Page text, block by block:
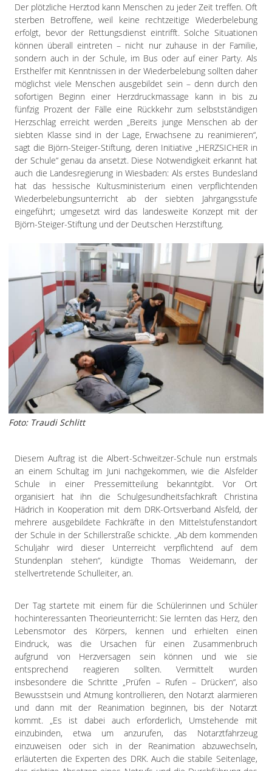
Der plötzliche Herztod kann Menschen zu jeder Zeit treffen. Oft
sterben Betroffene, weil keine rechtzeitige Wiederbelebung
erfolgt, bevor der Rettungsdienst eintrifft. Solche Situationen
können überall eintreten – nicht nur zuhause in der Familie,
sondern auch in der Schule, im Bus oder auf einer Party. Als
Ersthelfer mit Kenntnissen in der Wiederbelebung sollten daher
möglichst viele Menschen ausgebildet sein – denn durch den
sofortigen Beginn einer Herzdruckmassage kann in bis zu
fünfzig Prozent der Fälle eine Rückkehr zum selbstständigen
Herzschlag erreicht werden „Bereits junge Menschen ab der
siebten Klasse sind in der Lage, Erwachsene zu reanimieren“,
sagt die Björn-Steiger-Stiftung, deren Initiative „HERZSICHER in
der Schule“ genau da ansetzt. Diese Notwendigkeit erkannt hat
auch die Landesregierung in Wiesbaden: Als erstes Bundesland
hat das hessische Kultusministerium einen verpflichtenden
Wiederbelebungsunterricht ab der siebten Jahrgangsstufe
eingeführt; umgesetzt wird das landesweite Konzept mit der
Björn-Steiger-Stiftung und der Deutschen Herzstiftung.
Foto: Traudi Schlitt
Diesem Auftrag ist die Albert-Schweitzer-Schule nun erstmals
an einem Schultag im Juni nachgekommen, wie die Alsfelder
Schule in einer Pressemitteilung bekanntgibt. Vor Ort
organisiert hat ihn die Schulgesundheitsfachkraft Christina
Hädrich in Kooperation mit dem DRK-Ortsverband Alsfeld, der
mehrere ausgebildete Fachkräfte in den Mittelstufenstandort
der Schule in der Schillerstraße schickte. „Ab dem kommenden
Schuljahr wird dieser Unterreicht verpflichtend auf dem
Stundenplan stehen“, kündigte Thomas Weidemann, der
stellvertretende Schulleiter, an.
Der Tag startete mit einem für die Schülerinnen und Schüler
hochinteressanten Theorieunterricht: Sie lernten das Herz, den
Lebensmotor des Körpers, kennen und erhielten einen
Eindruck, was die Ursachen für einen Zusammenbruch
aufgrund von Herzversagen sein können und wie sie
entsprechend reagieren sollten. Vermittelt wurden
insbesondere die Schritte „Prüfen – Rufen – Drücken“, also
Bewusstsein und Atmung kontrollieren, den Notarzt alarmieren
und dann mit der Reanimation beginnen, bis der Notarzt
kommt. „Es ist dabei auch erforderlich, Umstehende mit
einzubinden, etwa um anzurufen, das Notarztfahrzeug
einzuweisen oder sich in der Reanimation abzuwechseln,
erläuterten die Experten des DRK. Auch die stabile Seitenlage,